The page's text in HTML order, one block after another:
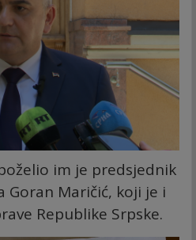
im je predsjednik
Goran Maričić, koji je i
Republike Srpske.